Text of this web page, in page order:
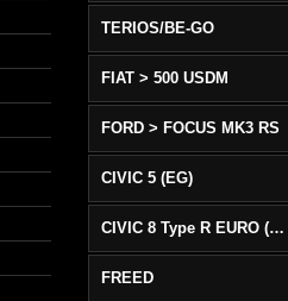
TERIOS/BE-GO
FIAT > 500 USDM
FORD > FOCUS MK3 RS
CIVIC 5 (EG)
CIVIC 8 Type R EURO (FN)
FREED